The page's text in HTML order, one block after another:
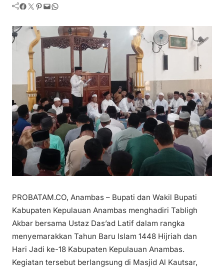
Facebook Twitter Pinterest Mail WhatsApp
PROBATAM.CO, Anambas – Bupati dan Wakil Bupati
Kabupaten Kepulauan Anambas menghadiri Tabligh
Akbar bersama Ustaz Das’ad Latif dalam rangka
menyemarakkan Tahun Baru Islam 1448 Hijriah dan
Hari Jadi ke-18 Kabupaten Kepulauan Anambas.
Kegiatan tersebut berlangsung di Masjid Al Kautsar,